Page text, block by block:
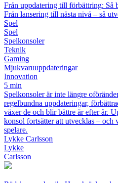
Från uppdatering till förbättring: Så
Från lansering till nästa nivå – så
Spel
Spel
Spelkonsoler
Teknik
Gaming
Mjukvaruuppdateringar
Innovation
5 min
Spelkonsoler är inte längre
regelbundna uppdateringar,
växer de och blir bättre år efter år.
konsol fortsätter att utvecklas – och
spelare.
Lykke Carlsson
Lykke
Carlsson